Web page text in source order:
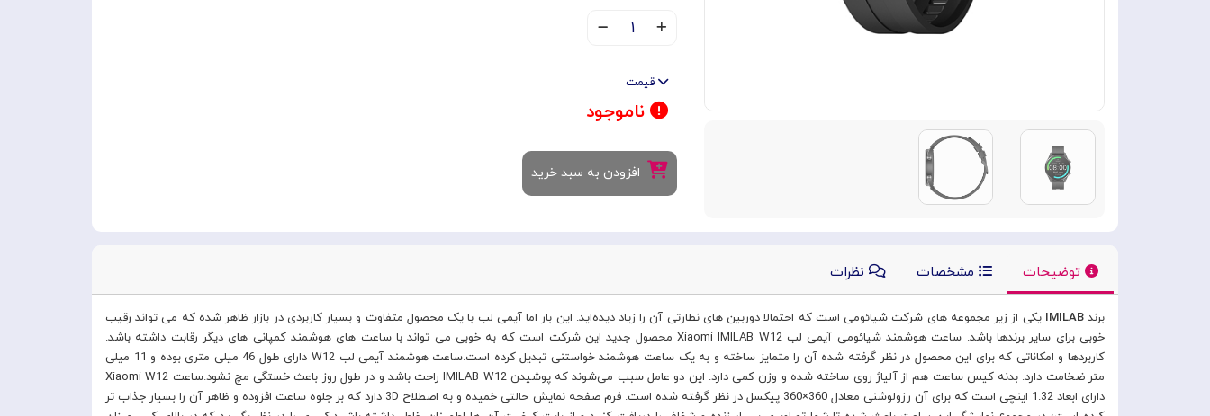
۱
قیمت
ناموجود
افزودن به سبد خرید
توضیحات مشخصات نظرات
برندIMILAB یکی از زیر مجموعه های شرکت شیائومی است که احتمالا دوربین های نطارتی آن را زیاد دیده‌اید. این بار اما آیمی لب با یک محصول متفاوت و بسیار کاربردی در بازار ظاهر شده که می تواند رقیب
خوبی برای سایر برندها باشد. ساعت هوشمند شیائومی آیمی لب Xiaomi IMILAB W12 محصول جدید این شرکت است که به خوبی می تواند با ساعت های هوشمند کمپانی های دیگر رقابت داشته باشد.
کاربردها و امکاناتی که برای این محصول در نظر گرفته شده آن را متمایز ساخته و به یک ساعت هوشمند خواستنی تبدیل کرده است.ساعت هوشمند آیمی لب W12 دارای طول 46 میلی متری بوده و 11 میلی
متر ضخامت دارد. بدنه کیس ساعت هم از آلیاژ روی ساخته شده و وزن کمی دارد. این دو عامل سبب می‌شوند که پوشیدن IMILAB W12 راحت باشد و در طول روز باعث خستگی مچ نشود.ساعت Xiaomi W12
دارای ابعاد 1.32 اینچی است که برای آن رزولوشنی معادل 360×360 پیکسل در نظر گرفته شده است. فرم صفحه نمایش حالتی خمیده و به اصطلاح 3D دارد که بر جلوه ساعت افزوده و ظاهر آن را بسیار جذاب تر